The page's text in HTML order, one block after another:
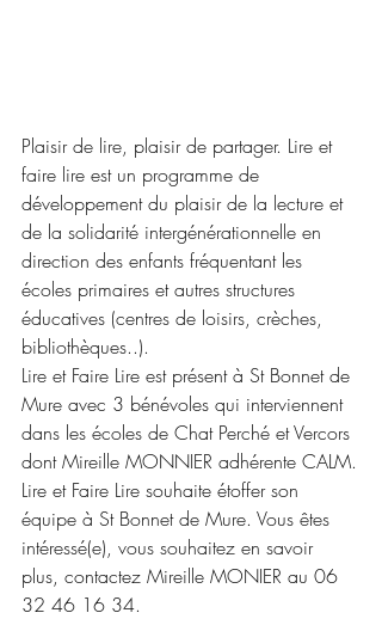
Plaisir de lire, plaisir de partager. Lire et
faire lire est un programme de
développement du plaisir de la lecture et
de la solidarité intergénérationnelle en
direction des enfants fréquentant les
écoles primaires et autres structures
éducatives (centres de loisirs, crèches,
bibliothèques..).
Lire et Faire Lire est présent à St Bonnet de
Mure avec 3 bénévoles qui interviennent
dans les écoles de Chat Perché et Vercors
dont Mireille MONNIER adhérente CALM.
Lire et Faire Lire souhaite étoffer son
équipe à St Bonnet de Mure. Vous êtes
intéressé(e), vous souhaitez en savoir
plus, contactez Mireille MONIER au 06
32 46 16 34.